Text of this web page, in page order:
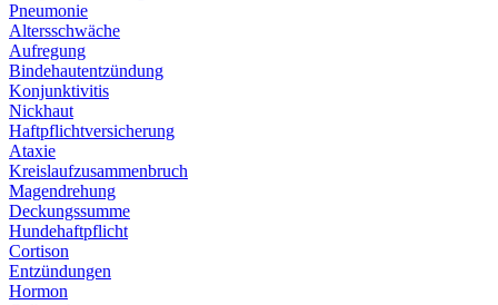
Pneumonie
Altersschwäche
Aufregung
Bindehautentzündung
Konjunktivitis
Nickhaut
Haftpflichtversicherung
Ataxie
Kreislaufzusammenbruch
Magendrehung
Deckungssumme
Hundehaftpflicht
Cortison
Entzündungen
Hormon